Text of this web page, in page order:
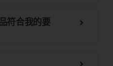
符合我的要